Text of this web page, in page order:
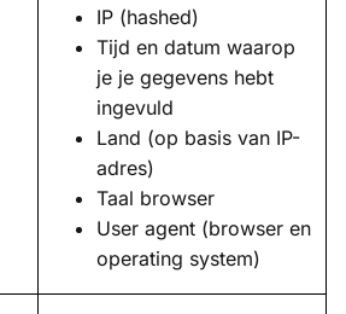
IP (hashed)
Tijd en datum waarop
je je gegevens hebt
ingevuld
Land (op basis van IP-
adres)
Taal browser
User agent (browser en
operating system)